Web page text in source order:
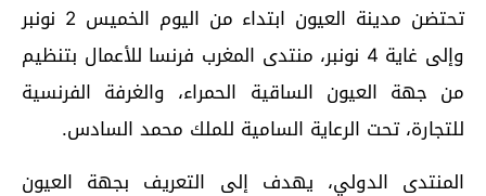
تحتضن مدينة العيون ابتداء من اليوم الخميس 2 نونبر
وإلى غاية 4 نونبر، منتدى المغرب فرنسا للأعمال بتنظيم
من جهة العيون الساقية الحمراء، والغرفة الفرنسية
للتجارة، تحت الرعاية السامية للملك محمد السادس.
المنتدى الدولي، يهدف إلى التعريف بجهة العيون